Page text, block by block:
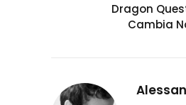
Dragon
Cambia